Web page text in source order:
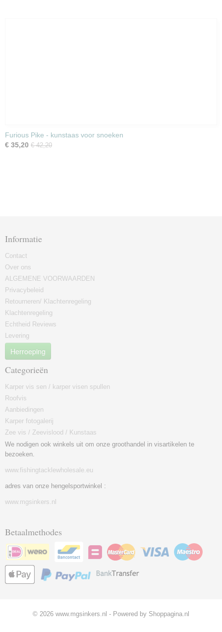
Furious Pike - kunstaas voor snoeken
€ 35,20 € 42,20
Informatie
Contact
Over ons
ALGEMENE VOORWAARDEN
Privacybeleid
Retourneren/ Klachtenregeling
Klachtenregeling
Echtheid Reviews
Levering
Herroeping
Categorieën
Karper vis sen / karper visen spullen
Roofvis
Aanbiedingen
Karper fotogalerij
Zee vis / Zeevislood / Kunstaas
We nodigen ook winkels uit om onze groothandel in visartikelen te
bezoeken.
www.fishingtacklewholesale.eu
adres van onze hengelsportwinkel :
www.mgsinkers.nl
Betaalmethodes
© 2026 www.mgsinkers.nl - Powered by Shoppagina.nl